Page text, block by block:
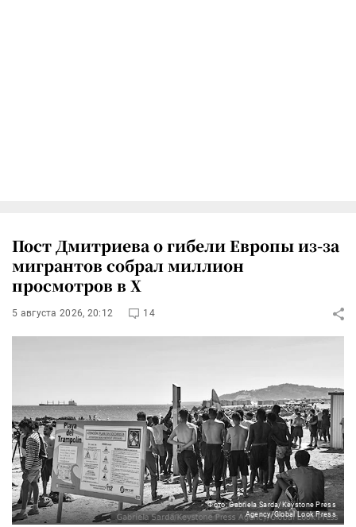
Пост Дмитриева о гибели Европы из-за
мигрантов собрал миллион
просмотров в X
5 августа 2026, 20:12 14
Фото: Gabriela Sarda/Keystone Press
Agency/Global Look Press